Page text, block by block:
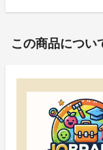
この商品につい